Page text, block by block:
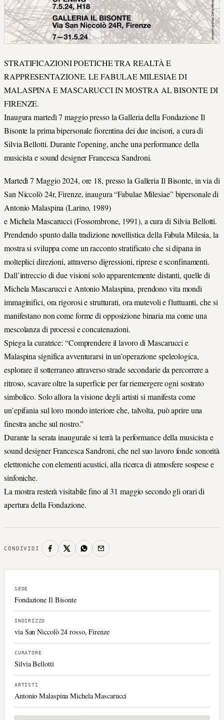
STRATIFICAZIONI POETICHE TRA REALTÀ E
RAPPRESENTAZIONE. LE FABULAE MILESIAE DI
MALASPINA E MASCARUCCI IN MOSTRA AL BISONTE DI
FIRENZE.
Inaugura martedì 7 maggio presso la Galleria della Fondazione Il
Bisonte la prima bipersonale fiorentina dei due incisori, a cura di
Silvia Bellotti. Durante l’opening, anche una performance della
musicista e sound designer Francesca Sandroni.
Martedì 7 Maggio 2024, ore 18, presso la Galleria Il Bisonte, in via di
San Niccolò 24r, Firenze, inaugura “Fabulae Milesiae” bipersonale di
Antonio Malaspina (Larino, 1989)
e Michela Mascarucci (Fossombrone, 1991), a cura di Silvia Bellotti.
Prendendo spunto dalla tradizione novellistica della Fabula Milesia, la
mostra si sviluppa come un racconto stratificato che si dipana in
molteplici direzioni, attraverso digressioni, riprese e sconfinamenti.
Dall’intreccio di due visioni solo apparentemente distanti, quelle di
Michela Mascarucci e Antonio Malaspina, prendono vita mondi
immaginifici, ora rigorosi e strutturati, ora mutevoli e fluttuanti, che si
manifestano non come forme di opposizione binaria ma come una
mescolanza di processi e concatenazioni.
Spiega la curatrice: “Comprendere il lavoro di Mascarucci e
Malaspina significa avventurarsi in un’operazione speleologica,
esplorare il sotterraneo attraverso strade secondarie da percorrere a
ritroso, scavare oltre la superficie per far riemergere ogni sostrato
simbolico. Solo allora la visione degli artisti si manifesta come
un’epifania sul loro mondo interiore che, talvolta, può aprire una
finestra anche sul nostro.”
Durante la serata inaugurale si terrà la performance della musicista e
sound designer Francesca Sandroni, che nel suo lavoro fonde sonorità
elettroniche con elementi acustici, alla ricerca di atmosfere sospese e
sinfoniche.
La mostra resterà visitabile fino al 31 maggio secondo gli orari di
apertura della Fondazione.
CONDIVIDI
SEDE
Fondazione Il Bisonte
INDIRIZZO
via San Niccolò 24 rosso, Firenze
CURATORE
Silvia Bellotti
ARTISTI
Antonio Malaspina Michela Mascarucci